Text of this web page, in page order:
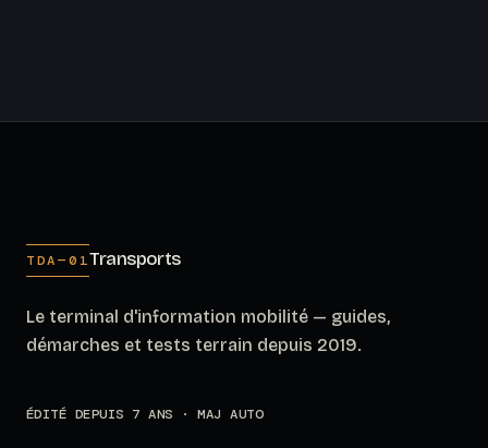
TDA—01Transports
Le terminal d'information mobilité — guides,
démarches et tests terrain depuis 2019.
ÉDITÉ DEPUIS 7 ANS · MAJ AUTO